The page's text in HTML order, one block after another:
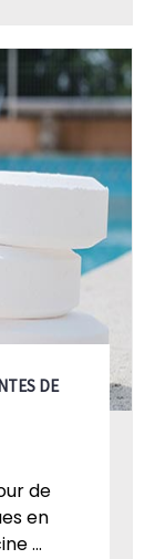
DE
de
en
...